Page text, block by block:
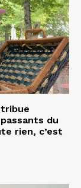
du
rien, c’est